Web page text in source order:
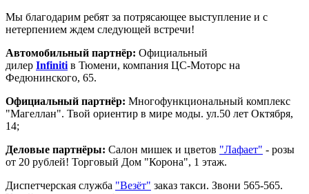
Мы благодарим ребят за потрясающее выступление и с
нетерпением ждем следующей встречи!
Автомобильный партнёр: Официальный
дилер Infiniti в Тюмени, компания ЦС-Моторс на
Федюнинского, 65.
Официальный партнёр: Многофункциональный комплекс
"Магеллан". Твой ориентир в мире моды. ул.50 лет Октября,
14;
Деловые партнёры: Cалон мишек и цветов "Лафает" - розы
от 20 рублей! Торговый Дом "Корона", 1 этаж.
Диспетчерская служба "Везёт" заказ такси. Звони 565-565.